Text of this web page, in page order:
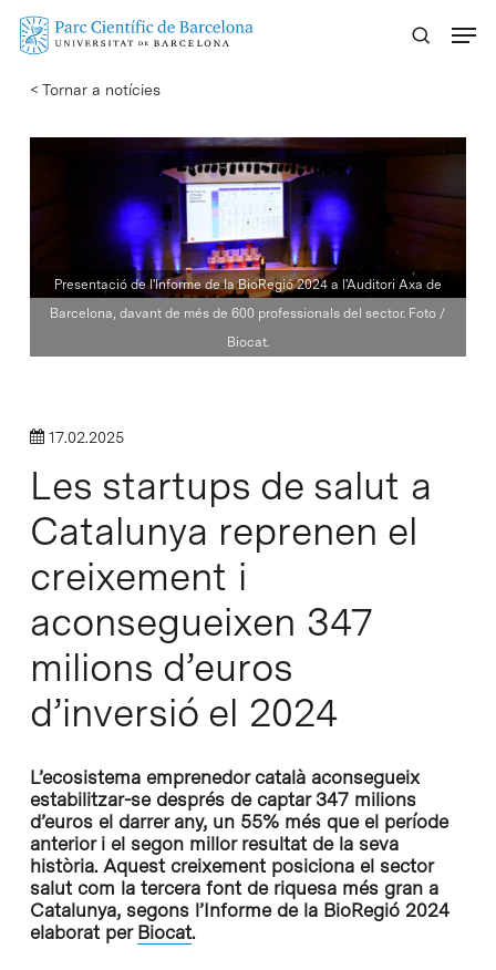
Skip
content
< Tornar a notícies
Presentació de l'Informe de la BioRegió 2024 a l'Auditori Axa de
Barcelona, ​​davant de més de 600 professionals del sector. Foto /
Biocat.
17.02.2025
Les startups de salut a
Catalunya reprenen el
creixement i
aconsegueixen 347
milions d’euros
d’inversió el 2024
L’ecosistema emprenedor català aconsegueix
estabilitzar-se després de captar 347 milions
d’euros el darrer any, un 55% més que el període
anterior i el segon millor resultat de la seva
història. Aquest creixement posiciona el sector
salut com la tercera font de riquesa més gran a
Catalunya, segons l’Informe de la BioRegió 2024
elaborat per Biocat.